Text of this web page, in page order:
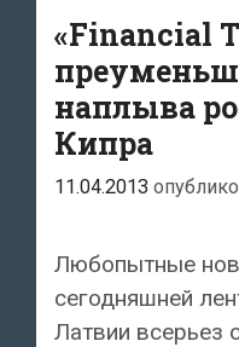
карт
«Financial
наплыва
Кипра
11.04.2013
Любопытные
сегодняшней
Латвии всерьез